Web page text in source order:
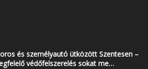
és személyautó ütközött Szentesen –
védőfelszerelés sokat me…